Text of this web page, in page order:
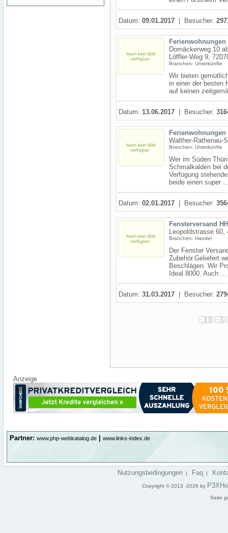
Datum: 09.01.2017 | Besucher:
Dornäckerweg 10
Löffler-Weg 9,
Branchen: Unterkünfte
Wir bieten
in einer der besten
auf keinen
Datum: 13.06.2017 | Besucher:
Walther-Rathenau-
Branchen: Unterkünfte
Wer im Süden
Schmalkalden bei
Verfügung
beide einen super
Datum: 02.01.2017 | Besucher:
Fensterversand HH
Leopoldstrasse 60,
Branchen: Handel
Der Fenster
Zubehör.Geliefert
Beschlägen. Wir
Ideal 8000. Auch ...
Datum: 31.03.2017 | Besucher:
Anzeige
Partner: www.php-webkatalog.de www.links-index.de
Nutzungsbedingungen | Faq |
Copyright © 2013 -2026 by
Seite